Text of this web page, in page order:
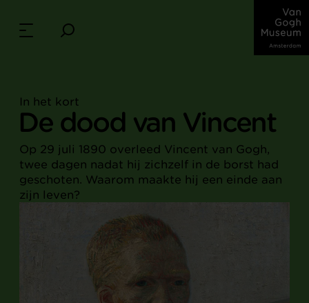
In het kort
De dood van Vincent
Op 29 juli 1890 overleed Vincent van Gogh,
twee dagen nadat hij zichzelf in de borst had
geschoten. Waarom maakte hij een einde aan
zijn leven?